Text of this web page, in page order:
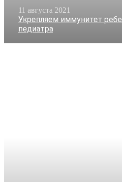
11 августа 2021
Укрепляем иммунитет
педиатра